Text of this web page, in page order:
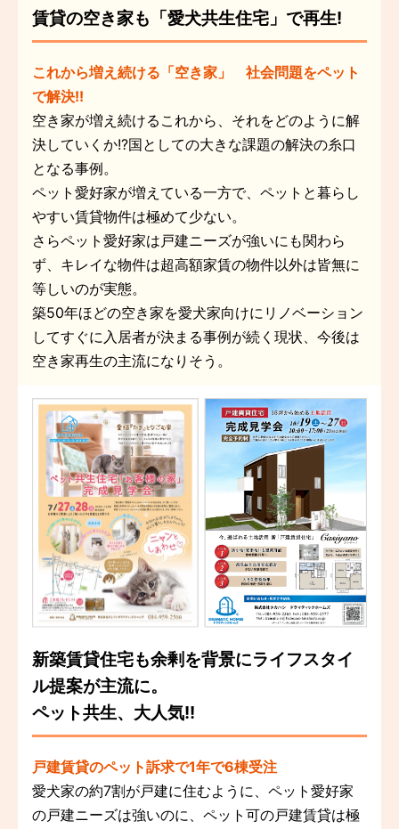
賃貸の空き家も「愛犬共生住宅」で再生!
これから増え続ける「空き家」 社会問題をペット
で解決!!
空き家が増え続けるこれから、それをどのように解
決していくか!?国としての大きな課題の解決の糸口
となる事例。
ペット愛好家が増えている一方で、ペットと暮らし
やすい賃貸物件は極めて少ない。
さらペット愛好家は戸建ニーズが強いにも関わら
ず、キレイな物件は超高額家賃の物件以外は皆無に
等しいのが実態。
築50年ほどの空き家を愛犬家向けにリノベーション
してすぐに入居者が決まる事例が続く現状、今後は
空き家再生の主流になりそう。
新築賃貸住宅も余剰を背景にライフスタイ
ル提案が主流に。
ペット共生、大人気!!
戸建賃貸のペット訴求で1年で6棟受注
愛犬家の約7割が戸建に住むように、ペット愛好家
の戸建ニーズは強いのに、ペット可の戸建賃貸は極